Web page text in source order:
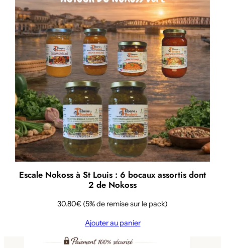
Escale Nokoss à St Louis : 6 bocaux assortis dont
2 de Nokoss
30.80€ (5% de remise sur le pack)
Ajouter au panier